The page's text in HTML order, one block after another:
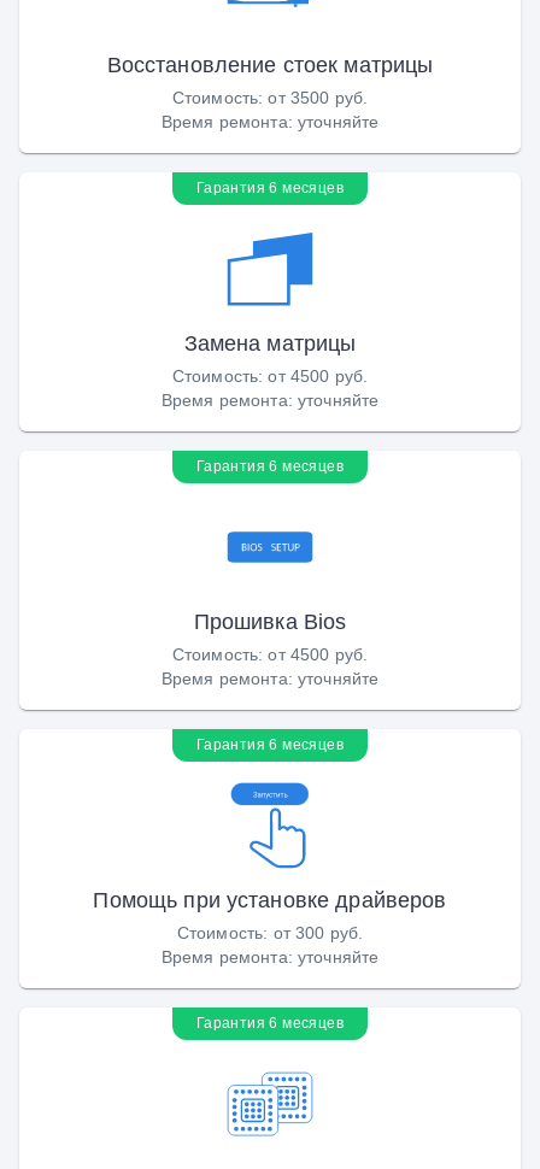
Восстановление стоек матрицы
Стоимость:от 3500 руб.
Время ремонта: уточняйте
Гарантия 6 месяцев
Замена матрицы
Стоимость:от 4500 руб.
Время ремонта: уточняйте
Гарантия 6 месяцев
Прошивка Bios
Стоимость:от 4500 руб.
Время ремонта: уточняйте
Гарантия 6 месяцев
Помощь при установке драйверов
Стоимость: от 300 руб.
Время ремонта: уточняйте
Гарантия 6 месяцев